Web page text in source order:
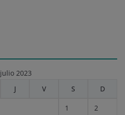
julio 2023
J V S D
1 2